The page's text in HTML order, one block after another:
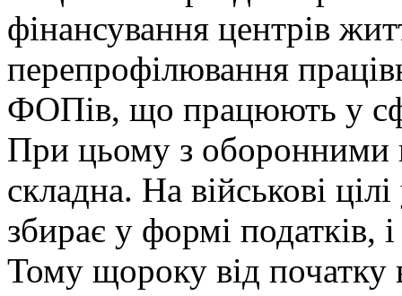
фінансування центрів
перепрофілювання
ФОПів, що працюють у
При цьому з оборонними
складна. На військові
збирає у формі податків,
Тому щороку від початку